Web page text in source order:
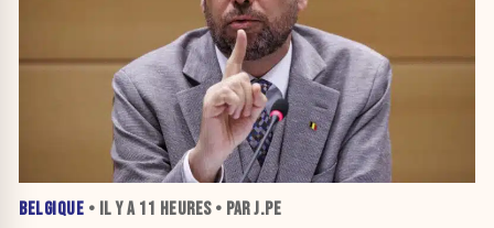
BELGIQUE • IL Y A 11 HEURES• PAR J.PE